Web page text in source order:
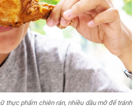
thực phẩm chiên rán, nhiều dầu mỡ để tránh